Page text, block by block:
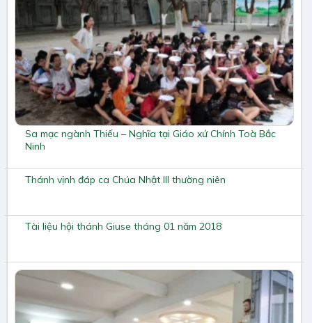
Sa mạc ngành Thiếu – Nghĩa tại Giáo xứ Chính Toà Bắc
Ninh
Thánh vịnh đáp ca Chúa Nhật III thường niên
Tài liệu hội thánh Giuse tháng 01 năm 2018